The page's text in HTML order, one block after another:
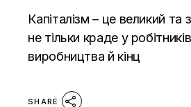
Капіталізм – це великий та
не тільки краде у
виробництва й кінц
SHARE